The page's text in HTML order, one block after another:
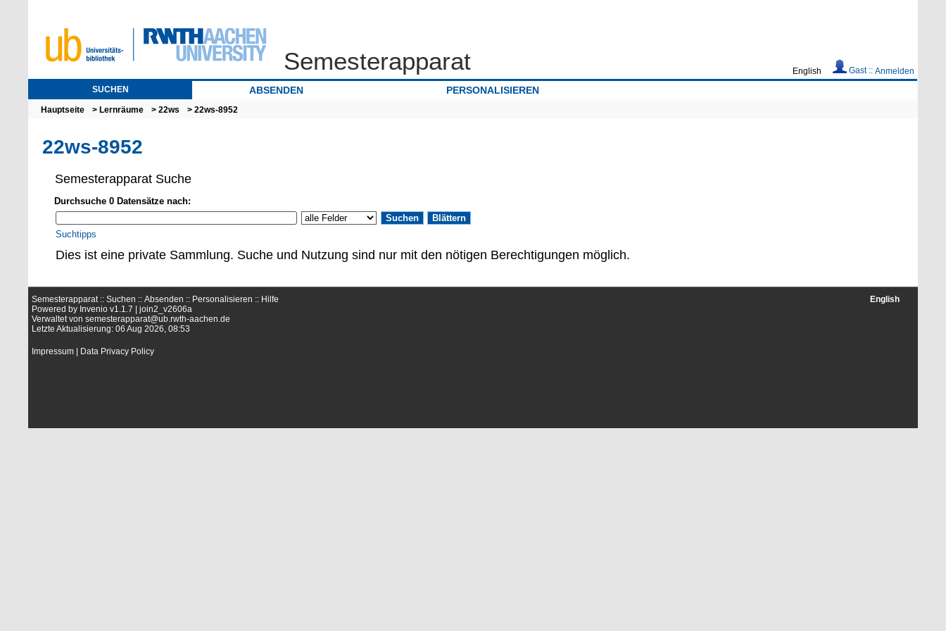
Semesterapparat English Gast :: Anmelden
SUCHEN ABSENDEN PERSONALISIEREN
Hauptseite > Lernräume >22ws > 22ws-8952
22ws-8952
Semesterapparat Suche
Durchsuche 0 Datensätze nach:
Suchtipps
Dies ist eine private Sammlung. Suche und Nutzung sind nur mit den nötigen Berechtigungen möglich.
Semesterapparat ::Suchen ::Absenden :: Personalisieren :: Hilfe
Powered by Invenio v1.1.7 |join2_v2606a
Verwaltet vonsemesterapparat@ub.rwth-aachen.de
Letzte Aktualisierung: 06 Aug 2026, 08:53
Impressum Data Privacy Policy
English